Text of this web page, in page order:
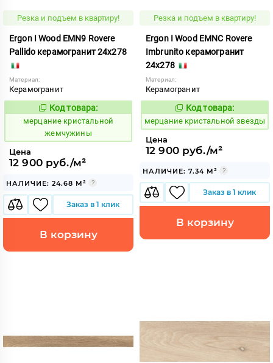
Резка и подъем в квартиру!
Ergon I Wood EMN9 Rovere
Pallido керамогранит 24x278
Материал:
Керамогранит
983151
Код товара:
мерцание кристальной
жемчужины
Цена
12 900 руб./м²
НАЛИЧИЕ: 24.68 М²
Заказ в 1 клик
В корзину
Резка и подъем в квартиру!
Ergon I Wood EMNC Rovere
Imbrunito керамогранит
24x278
Материал:
Керамогранит
983154
Код товара:
мерцание кристальной звезды
Цена
12 900 руб./м²
НАЛИЧИЕ: 7.34 М²
Заказ в 1 клик
В корзину